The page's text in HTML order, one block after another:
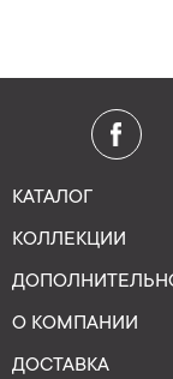
КАТАЛОГ
КОЛЛЕКЦИИ
О КОМПАНИИ
ДОСТАВКА